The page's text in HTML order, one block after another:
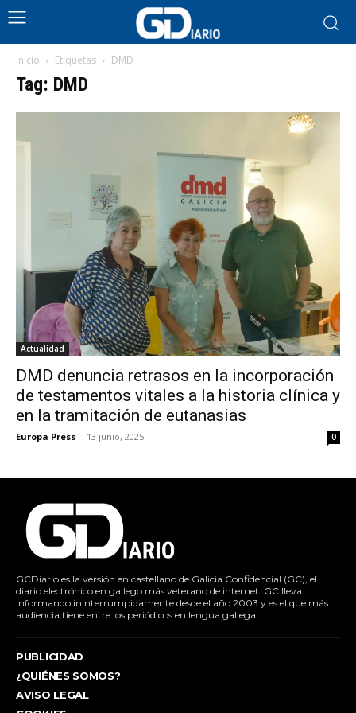
Inicio Etiquetas DMD
Tag: DMD
Actualidad
DMD denuncia retrasos en la incorporación
de testamentos vitales a la historia clínica y
en la tramitación de eutanasias
Europa Press - 13 junio, 2025 0
GCDiario es la versión en castellano de Galicia Confidencial (GC), el
diario electrónico en gallego más veterano de internet. GC lleva
informando ininterrumpidamente desde el año 2003 y es el que más
audiencia tiene entre los periódicos en lengua gallega.
PUBLICIDAD
¿QUIÉNES SOMOS?
AVISO LEGAL